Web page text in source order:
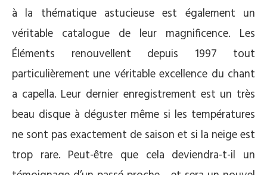
à la thématique astucieuse est également un
véritable catalogue de leur magnificence. Les
Éléments renouvellent depuis 1997 tout
particulièrement une véritable excellence du chant
a capella. Leur dernier enregistrement est un très
beau disque à déguster même si les températures
ne sont pas exactement de saison et si la neige est
trop rare. Peut-être que cela deviendra-t-il un